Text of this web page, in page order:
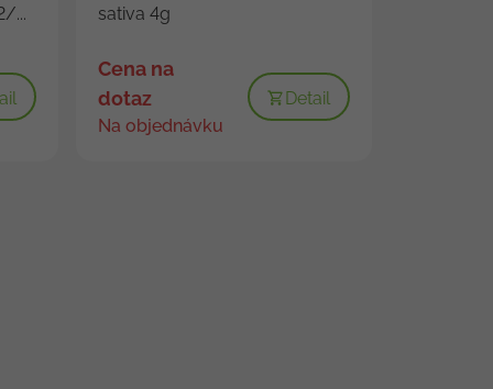
...
sativa 4g
Cena na
dotaz
Na objednávku
Detail